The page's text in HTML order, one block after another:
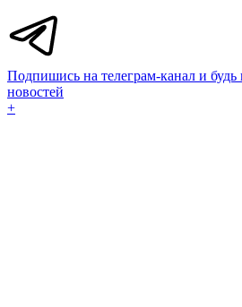
Подпишись на телеграм-канал и будь
новостей
+